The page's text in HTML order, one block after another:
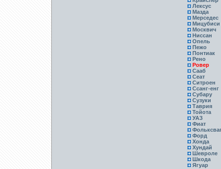
Лексус
Мазда
Мерседес
Мицубиси
Москвич
Ниссан
Опель
Пежо
Понтиак
Рено
Ровер
Сааб
Сеат
Ситроен
Ссанг-енг
Субару
Сузуки
Таврия
Тойота
УАЗ
Фиат
Форд
Хонда
Хундай
Шевроле
Шкода
Ягуар